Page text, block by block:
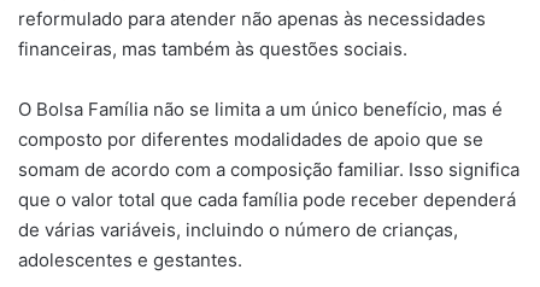
reformulado para atender não apenas às necessidades
financeiras, mas também às questões sociais.
O Bolsa Família não se limita a um único benefício, mas é
composto por diferentes modalidades de apoio que se
somam de acordo com a composição familiar. Isso significa
que o valor total que cada família pode receber dependerá
de várias variáveis, incluindo o número de crianças,
adolescentes e gestantes.